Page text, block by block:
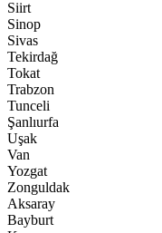
Siirt
Sinop
Sivas
Tekirdağ
Tokat
Trabzon
Tunceli
Şanlıurfa
Uşak
Van
Yozgat
Zonguldak
Aksaray
Bayburt